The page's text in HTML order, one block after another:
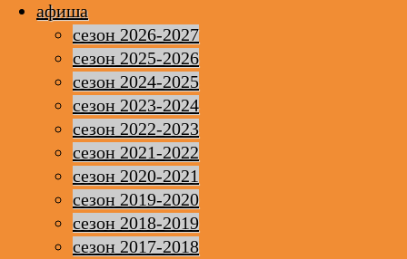
афиша
сезон 2026-2027
сезон 2025-2026
сезон 2024-2025
сезон 2023-2024
сезон 2022-2023
сезон 2021-2022
сезон 2020-2021
сезон 2019-2020
сезон 2018-2019
сезон 2017-2018